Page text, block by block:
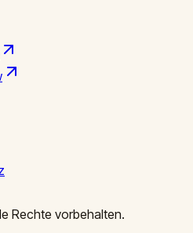
Rechte vorbehalten.